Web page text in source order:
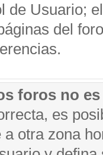
de Usuario;
del
foros no
es
otra zona